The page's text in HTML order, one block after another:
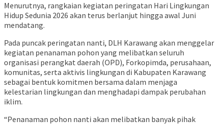
Menurutnya, rangkaian kegiatan peringatan Hari Lingkungan
Hidup Sedunia 2026 akan terus berlanjut hingga awal Juni
mendatang.
Pada puncak peringatan nanti, DLH Karawang akan menggelar
kegiatan penanaman pohon yang melibatkan seluruh
organisasi perangkat daerah (OPD), Forkopimda, perusahaan,
komunitas, serta aktivis lingkungan di Kabupaten Karawang
sebagai bentuk komitmen bersama dalam menjaga
kelestarian lingkungan dan menghadapi dampak perubahan
iklim.
“Penanaman pohon nanti akan melibatkan banyak pihak